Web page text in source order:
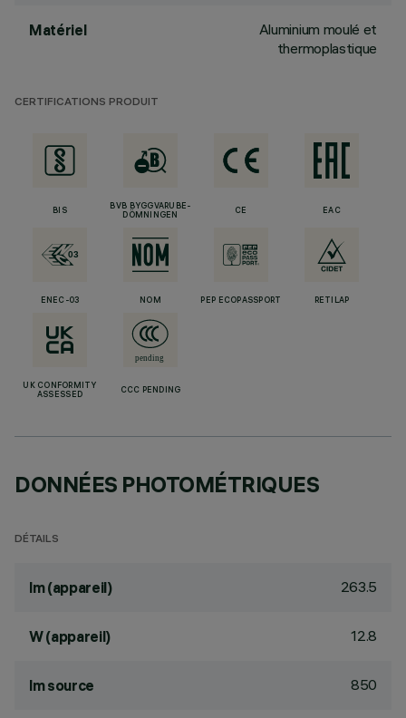
Matériel
Aluminium moulé et
thermoplastique
CERTIFICATIONS PRODUIT
BIS
BVB BYGGVARUBE-
DÖMNINGEN
CE EAC
ENEC-03 NOM PEP ECOPASSPORT RETILAP
UK CONFORMITY
ASSESSED
CCC PENDING
DONNÉES PHOTOMÉTRIQUES
DÉTAILS
lm (appareil) 263.5
W (appareil) 12.8
lm source 850